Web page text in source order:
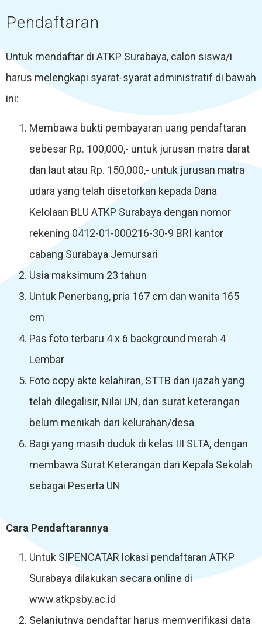
Pendaftaran
Untuk mendaftar di ATKP Surabaya, calon siswa/i
harus melengkapi syarat-syarat administratif di bawah
ini:
Membawa bukti pembayaran uang pendaftaran
sebesar Rp. 100,000,- untuk jurusan matra darat
dan laut atau Rp. 150,000,- untuk jurusan matra
udara yang telah disetorkan kepada Dana
Kelolaan BLU ATKP Surabaya dengan nomor
rekening 0412-01-000216-30-9 BRI kantor
cabang Surabaya Jemursari
Usia maksimum 23 tahun
Untuk Penerbang, pria 167 cm dan wanita 165
cm
Pas foto terbaru 4 x 6 background merah 4
Lembar
Foto copy akte kelahiran, STTB dan ijazah yang
telah dilegalisir, Nilai UN, dan surat keterangan
belum menikah dari kelurahan/desa
Bagi yang masih duduk di kelas III SLTA, dengan
membawa Surat Keterangan dari Kepala Sekolah
sebagai Peserta UN
Cara Pendaftarannya
Untuk SIPENCATAR lokasi pendaftaran ATKP
Surabaya dilakukan secara online di
www.atkpsby.ac.id
Selanjutnya pendaftar harus memverifikasi data